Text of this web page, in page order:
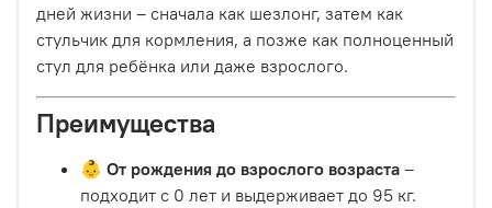
дней жизни – сначала как шезлонг, затем как
стульчик для кормления, а позже как полноценный
стул для ребёнка или даже взрослого.
Преимущества
👶 От рождения до взрослого возраста –
подходит с 0 лет и выдерживает до 95 кг.